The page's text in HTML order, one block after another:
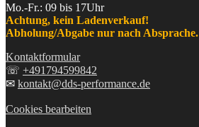
Mo.-Fr.: 09 bis 17Uhr
Achtung, kein Ladenverkauf!
Abholung/Abgabe nur nach Absprache.
Kontaktformular
☏ +491794599842
✉ kontakt@dds-performance.de
Cookies bearbeiten